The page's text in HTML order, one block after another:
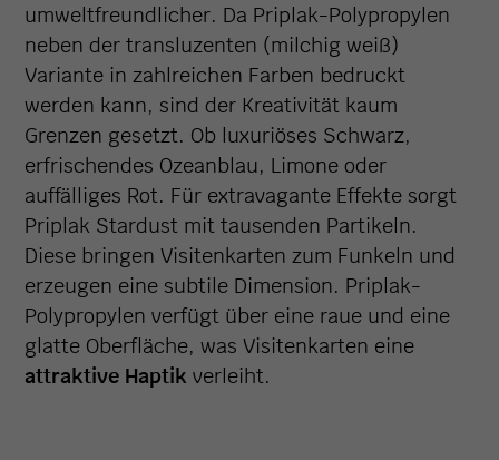
umweltfreundlicher. Da Priplak-Polypropylen
neben der transluzenten (milchig weiß)
Variante in zahlreichen Farben bedruckt
werden kann, sind der Kreativität kaum
Grenzen gesetzt. Ob luxuriöses Schwarz,
erfrischendes Ozeanblau, Limone oder
auffälliges Rot. Für extravagante Effekte sorgt
Priplak Stardust mit tausenden Partikeln.
Diese bringen Visitenkarten zum Funkeln und
erzeugen eine subtile Dimension. Priplak-
Polypropylen verfügt über eine raue und eine
glatte Oberfläche, was Visitenkarten eine
attraktive Haptik verleiht.